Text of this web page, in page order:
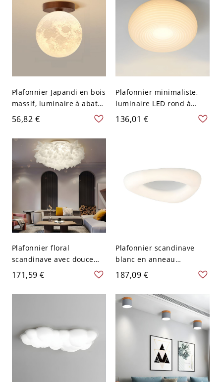
Plafonnier Japandi en bois
massif, luminaire à abat-
jour en verre texturé pour
couloir et chambre - 110
V-120 V Lune
56,82 €
Plafonnier minimaliste,
luminaire LED rond à
ondulations avec lueur
douce et diffuse - 110 V-
136,01 €
Plafonnier floral
scandinave avec douce
lueur d’ambiance - 110 V-
120 V 53,34 cm Blanc
171,59 €
Plafonnier scandinave
blanc en anneau
organique, luminaire de
plafond LED dimmable -
110 V-120 V 33,02 cm
Gradation à trois niveaux
187,09 €